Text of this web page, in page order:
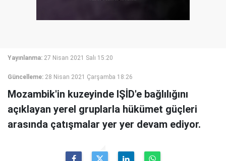
Yayınlanma: 27 Nisan 2021 Salı 15:20
Güncelleme: 28 Nisan 2021 Çarşamba 18:26
Mozambik'in kuzeyinde IŞİD'e bağlılığını
açıklayan yerel gruplarla hükümet güçleri
arasında çatışmalar yer yer devam ediyor.